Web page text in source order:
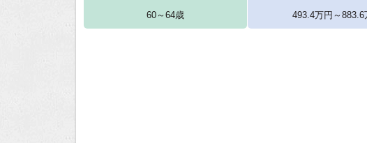
60～64歳 493.4万円～883.6